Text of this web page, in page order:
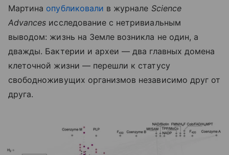
Мартина опубликовали в журнале Science
Advances исследование с нетривиальным
выводом: жизнь на Земле возникла не один, а
дважды. Бактерии и археи — два главных домена
клеточной жизни — перешли к статусу
свободноживущих организмов независимо друг от
друга.